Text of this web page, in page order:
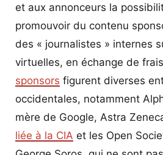
et aux annonceurs la
promouvoir du contenu
des « journalistes » internes
virtuelles, en échange de
sponsors figurent diverses
occidentales, notamment
mère de Google, Astra
liée à la CIA et les Open